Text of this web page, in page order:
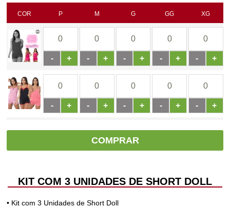
COR P M G GG XG
+
- +
- +
- +
- +
-
+
- +
- +
- +
- +
-
+
- +
- +
- +
- +
-
+
- +
-
COMPRAR
KIT COM 3 UNIDADES DE SHORT DOLL
• Kit com 3 Unidades de Short Doll